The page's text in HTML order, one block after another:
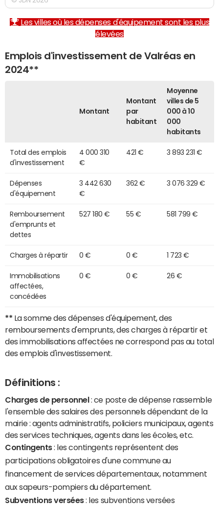
Les villes où les dépenses d'équipement sont les plus
élevées
Emplois d'investissement de Valréas en
2024**
Montant
Montant
par
habitant
Moyenne
villes de 5
000 à 10
000
habitants
Total des emplois
d'investissement
4 000 310
€
421 € 3 893 231 €
Dépenses
d'équipement
3 442 630
€
362 € 3 076 329 €
Remboursement
d'emprunts et
dettes
527 180 € 55 € 581 799 €
Charges à répartir 0 € 0 € 1 723 €
Immobilisations
affectées,
concédées
0 € 0 € 26 €
** La somme des dépenses d'équipement, des
remboursements d'emprunts, des charges à répartir et
des immobilisations affectées ne correspond pas au total
des emplois d'investissement.
Définitions :
Charges de personnel : ce poste de dépense rassemble
l'ensemble des salaires des personnels dépendant de la
mairie : agents administratifs, policiers municipaux, agents
des services techniques, agents dans les écoles, etc.
Contingents: les contingents représentent des
participations obligatoires d'une commune au
financement de services départementaux, notamment
aux sapeurs-pompiers du département.
Subventions versées: les subventions versées